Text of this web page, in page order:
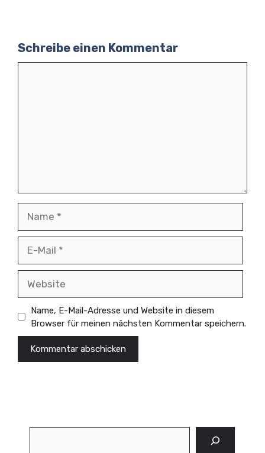
Schreibe einen Kommentar
Mail
Name, E-Mail-Adresse und Website in diesem
Browser für meinen nächsten Kommentar speichern.